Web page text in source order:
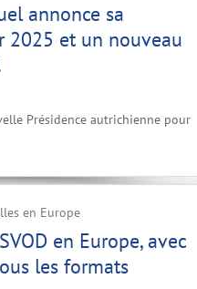
annonce sa
2025 et un nouveau
Présidence autrichienne pour
en Europe
en Europe, avec
les formats